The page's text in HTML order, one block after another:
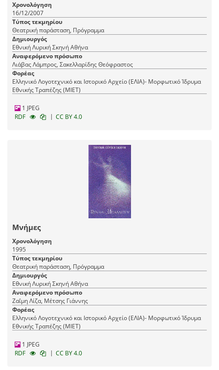
Χρονολόγηση
16/12/2007
Τύπος τεκμηρίου
Θεατρική παράσταση, Πρόγραμμα
Δημιουργός
Εθνική Λυρική Σκηνή Αθήνα
Αναφερόμενο πρόσωπο
Λιάβας Λάμπρος, Σακελλαρίδης Θεόφραστος
Φορέας
Ελληνικό Λογοτεχνικό και Ιστορικό Αρχείο (ΕΛΙΑ)- Μορφωτικό Ίδρυμα
Εθνικής Τραπέζης (ΜΙΕΤ)
1 JPEG
RDF
| CC BY 4.0
Μνήμες
Χρονολόγηση
1995
Τύπος τεκμηρίου
Θεατρική παράσταση, Πρόγραμμα
Δημιουργός
Εθνική Λυρική Σκηνή Αθήνα
Αναφερόμενο πρόσωπο
Ζαΐμη Λίζα, Μέτσης Γιάννης
Φορέας
Ελληνικό Λογοτεχνικό και Ιστορικό Αρχείο (ΕΛΙΑ)- Μορφωτικό Ίδρυμα
Εθνικής Τραπέζης (ΜΙΕΤ)
1 JPEG
RDF
| CC BY 4.0